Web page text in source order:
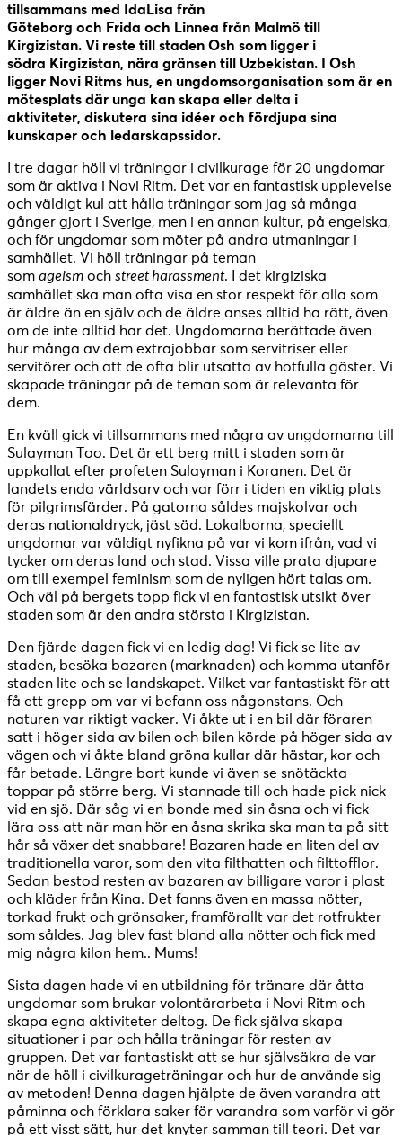
tillsammans med IdaLisa från
Göteborg och Frida och Linnea från Malmö till
Kirgizistan. Vi reste till staden Osh som ligger i
södra Kirgizistan, nära gränsen till Uzbekistan. I Osh
ligger Novi Ritms hus, en ungdomsorganisation som är en
mötesplats där unga kan skapa eller delta i
aktiviteter, diskutera sina idéer och fördjupa sina
kunskaper och ledarskapssidor.
I tre dagar höll vi träningar i civilkurage för 20 ungdomar
som är aktiva i Novi Ritm. Det var en fantastisk upplevelse
och väldigt kul att hålla träningar som jag så många
gånger gjort i Sverige, men i en annan kultur, på engelska,
och för ungdomar som möter på andra utmaningar i
samhället. Vi höll träningar på teman
som ageism och street harassment. I det kirgiziska
samhället ska man ofta visa en stor respekt för alla som
är äldre än en själv och de äldre anses alltid ha rätt, även
om de inte alltid har det. Ungdomarna berättade även
hur många av dem extrajobbar som servitriser eller
servitörer och att de ofta blir utsatta av hotfulla gäster. Vi
skapade träningar på de teman som är relevanta för
dem.
En kväll gick vi tillsammans med några av ungdomarna till
Sulayman Too. Det är ett berg mitt i staden som är
uppkallat efter profeten Sulayman i Koranen. Det är
landets enda världsarv och var förr i tiden en viktig plats
för pilgrimsfärder. På gatorna såldes majskolvar och
deras nationaldryck, jäst säd. Lokalborna, speciellt
ungdomar var väldigt nyfikna på var vi kom ifrån, vad vi
tycker om deras land och stad. Vissa ville prata djupare
om till exempel feminism som de nyligen hört talas om.
Och väl på bergets topp fick vi en fantastisk utsikt över
staden som är den andra största i Kirgizistan.
Den fjärde dagen fick vi en ledig dag! Vi fick se lite av
staden, besöka bazaren (marknaden) och komma utanför
staden lite och se landskapet. Vilket var fantastiskt för att
få ett grepp om var vi befann oss någonstans. Och
naturen var riktigt vacker. Vi åkte ut i en bil där föraren
satt i höger sida av bilen och bilen körde på höger sida av
vägen och vi åkte bland gröna kullar där hästar, kor och
får betade. Längre bort kunde vi även se snötäckta
toppar på större berg. Vi stannade till och hade pick nick
vid en sjö. Där såg vi en bonde med sin åsna och vi fick
lära oss att när man hör en åsna skrika ska man ta på sitt
hår så växer det snabbare! Bazaren hade en liten del av
traditionella varor, som den vita filthatten och filttofflor.
Sedan bestod resten av bazaren av billigare varor i plast
och kläder från Kina. Det fanns även en massa nötter,
torkad frukt och grönsaker, framförallt var det rotfrukter
som såldes. Jag blev fast bland alla nötter och fick med
mig några kilon hem.. Mums!
Sista dagen hade vi en utbildning för tränare där åtta
ungdomar som brukar volontärarbeta i Novi Ritm och
skapa egna aktiviteter deltog. De fick själva skapa
situationer i par och hålla träningar för resten av
gruppen. Det var fantastiskt att se hur självsäkra de var
när de höll i civilkurageträningar och hur de använde sig
av metoden! Denna dagen hjälpte de även varandra att
påminna och förklara saker för varandra som varför vi gör
på ett visst sätt, hur det knyter samman till teori. Det var